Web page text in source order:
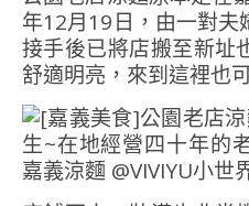
年12月19日，由一對
接手後已將店搬至新址
舒適明亮，來到這裡也